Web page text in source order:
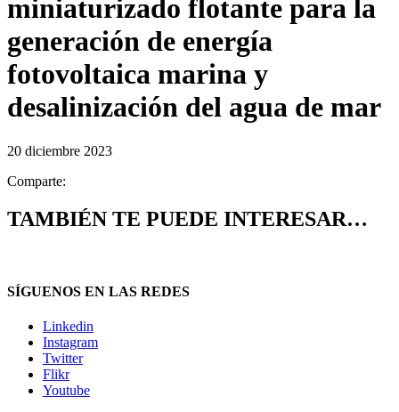
miniaturizado flotante para la
generación de energía
fotovoltaica marina y
desalinización del agua de mar
20 diciembre 2023
Comparte:
TAMBIÉN TE PUEDE INTERESAR…
SÍGUENOS EN LAS REDES
Linkedin
Instagram
Twitter
Flikr
Youtube